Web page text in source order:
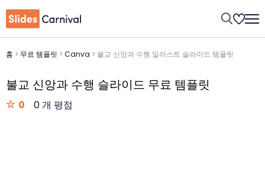
홈 > 무료 템플릿 > Canva > 불교 신앙과 수행 일러스트 슬라이드 템플릿
불교 신앙과 수행 슬라이드 무료 템플릿
0 0 개 평점